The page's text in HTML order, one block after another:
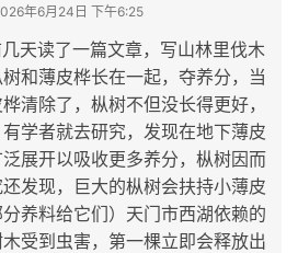
年6月24日 下午6:25
天读了一篇文章，写山林里伐木
和薄皮桦长在一起，夺养分，当
清除了，枞树不但没长得更好，
学者就去研究，发现在地下薄皮
展开以吸收更多养分，枞树因而
发现，巨大的枞树会扶持小薄皮
养料给它们）天门市西湖依赖的
受到虫害，第一棵立即会释放出